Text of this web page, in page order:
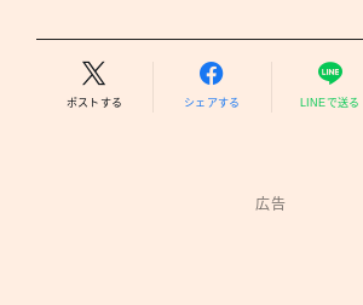
ポストする シェアする LINEで送る
広告